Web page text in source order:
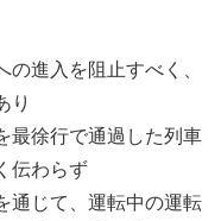
の進入を阻止すべく、
り
最徐行で通過した列車
伝わらず
通じて、運転中の運転